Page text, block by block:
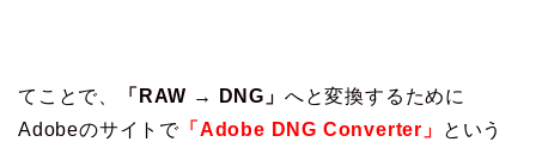
てことで、 「RAW → DNG」 へと変換するために
Adobeのサイトで 「Adobe DNG Converter」
という